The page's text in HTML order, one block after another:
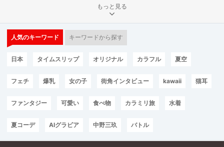
もっと見る
人気のキーワード キーワードから探す
日本 タイムスリップ オリジナル カラフル 夏空
フェチ 爆乳 女の子 街角インタビュー kawaii 猫耳
ファンタジー 可愛い 食べ物 カラミリ旅 水着
夏コーデ AIグラビア 中野三玖 バトル